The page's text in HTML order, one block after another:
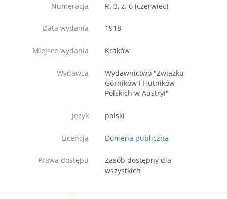
Numeracja R. 3, z. 6 (czerwiec)
Data wydania 1918
Miejsce wydania Kraków
Wydawca
Wydawnictwo "Związku
Górników i Hutników
Polskich w Austryi"
Język polski
Licencja Domena publiczna
Prawa dostępu
Zasób dostępny dla
wszystkich